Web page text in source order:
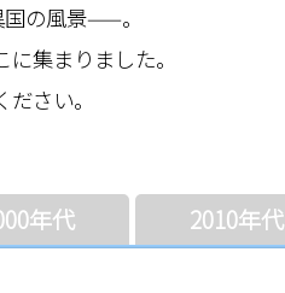
の風景——。
集まりました。
さい。
年代 2010年代